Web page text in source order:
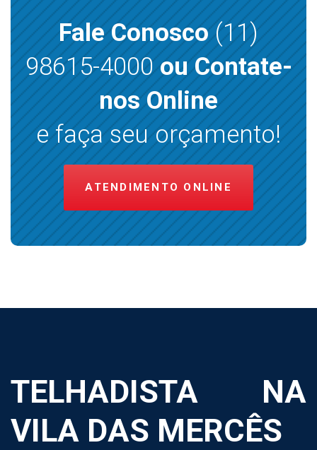
Fale Conosco(11)
98615-4000ou Contate-
nos Online
e faça seu orçamento!
ATENDIMENTO ONLINE
TELHADISTA NA
VILA DAS MERCÊS